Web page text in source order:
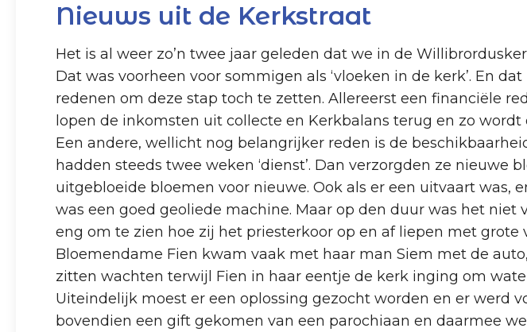
Nieuws uit de Kerkstraat
Het is al weer zo’n twee jaar geleden dat we in de
Dat was voorheen voor sommigen als ‘vloeken in de kerk’. En
redenen om deze stap toch te zetten. Allereerst een financiële
lopen de inkomsten uit collecte en Kerkbalans terug en zo wordt
Een andere, wellicht nog belangrijker reden is de
hadden steeds twee weken ‘dienst’. Dan verzorgden ze
uitgebloeide bloemen voor nieuwe. Ook als er een uitvaart was,
was een goed geoliede machine. Maar op den duur was het
eng om te zien hoe zij het priesterkoor op en af liepen met
Bloemendame Fien kwam vaak met haar man Siem met de
zitten wachten terwijl Fien in haar eentje de kerk inging om
Uiteindelijk moest er een oplossing gezocht worden en er werd
bovendien een gift gekomen van een parochiaan en daarmee